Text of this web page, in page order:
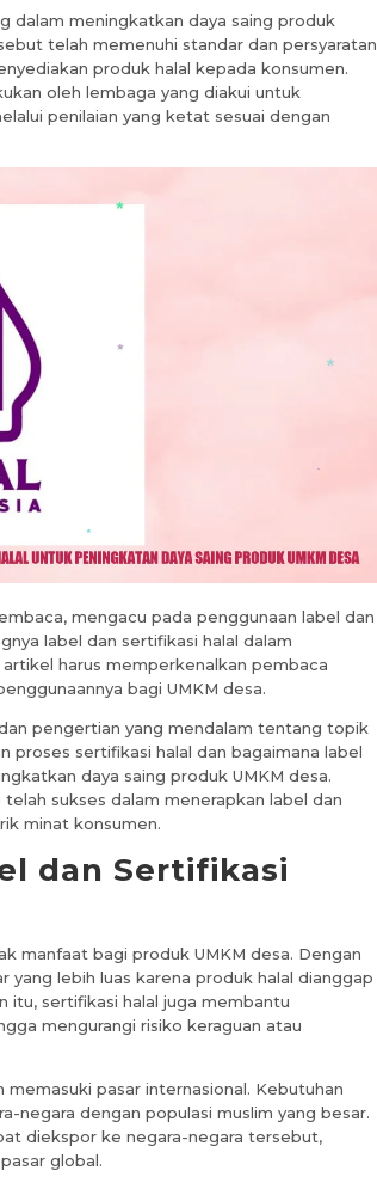
dalam meningkatkan daya saing produk
telah memenuhi standar dan persyaratan
produk halal kepada konsumen.
oleh lembaga yang diakui untuk
penilaian yang ketat sesuai dengan
mengacu pada penggunaan label dan
label dan sertifikasi halal dalam
harus memperkenalkan pembaca
bagi UMKM desa.
pengertian yang mendalam tentang topik
proses sertifikasi halal dan bagaimana label
daya saing produk UMKM desa.
sukses dalam menerapkan label dan
minat konsumen.
dan Sertifikasi
manfaat bagi produk UMKM desa. Dengan
yang lebih luas karena produk halal dianggap
itu, sertifikasi halal juga membantu
mengurangi risiko keraguan atau
pasar internasional. Kebutuhan
negara dengan populasi muslim yang besar.
diekspor ke negara-negara tersebut,
global.